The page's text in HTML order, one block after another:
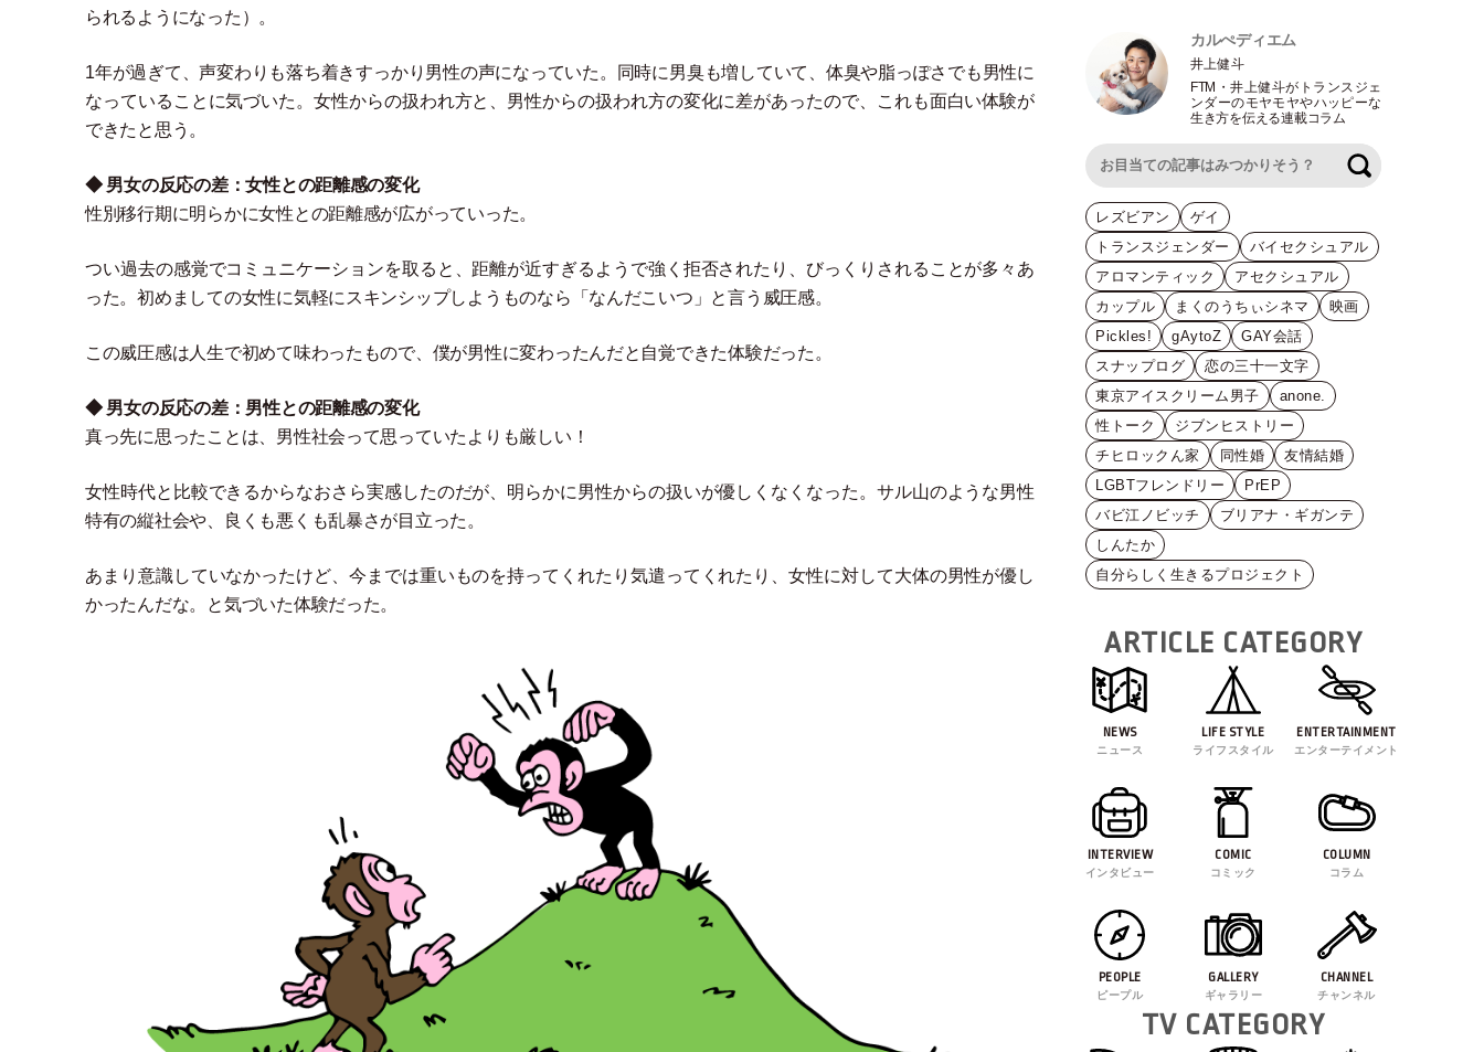
られるようになった ） 。
1年が過ぎて、声変わりも落ち着きすっかり男性の声になっていた。同時に男臭も増していて、体臭や脂っぽさでも男性に
なっていることに気づいた。女性からの扱われ方と、男性からの扱われ方の変化に差があったので、これも面白い体験が
できたと思う。
◆ 男女の反応の差：女性との距離感の変化
性別移行期に明らかに女性との距離感が広がっていった。
つい過去の感覚でコミュニケーションを取ると、距離が近すぎるようで強く拒否されたり、びっくりされることが多々あ
った。初めましての女性に気軽にスキンシップしようものなら 「 なんだこいつ 」 と言う威圧感。
この威圧感は人生で初めて味わったもので、僕が男性に変わったんだと自覚できた体験だった。
◆ 男女の反応の差： 男性との距離感の変化
真っ先に思ったことは、男性社会って思っていたよりも厳しい！
女性時代と比較できるからなおさら実感したのだが、明らかに男性からの扱いが優しくなくなった。サル山のような男性
特有の縦社会や、良くも悪くも乱暴さが目立った。
あまり意識していなかったけど、今までは重いものを持ってくれたり気遣ってくれたり、女性に対して大体の男性が優し
かったんだな。と気づいた体験だった。
カルぺディエム
井上健斗
FTM ・井上健斗がトランスジェ
ンダーのモヤモヤやハッピーな
生き方を伝える連載コラム
レズビアン
ゲイ
トランスジェンダー
バイセクシュアル
アロマンティック
アセクシュアル
カップル
まくのうちぃシネマ
映画
Pickles!
gAytoZ
GAY会話
スナップログ
恋の三十一文字
東京アイスクリーム男子
anone.
性トーク
ジブンヒストリー
チヒロックん家
同性婚
友情結婚
LGBTフレンドリー
PrEP
バビ江ノビッチ
ブリアナ・ギガンテ
しんたか
自分らしく生きるプロジェクト
ARTICLE CATEGORY
NEWS
ニュース
LIFE STYLE
ライフスタイル
ENTERTAINMENT
エンターテイメント
INTERVIEW
インタビュー
COMIC
コミック
COLUMN
コラム
PEOPLE
ピープル
GALLERY
ギャラリー
CHANNEL
チャンネル
TV CATEGORY